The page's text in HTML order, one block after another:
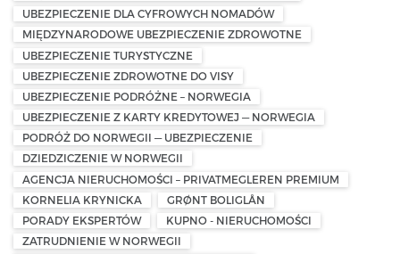
UBEZPIECZENIE DLA CYFROWYCH NOMADÓW
MIĘDZYNARODOWE UBEZPIECZENIE ZDROWOTNE
UBEZPIECZENIE TURYSTYCZNE
UBEZPIECZENIE ZDROWOTNE DO VISY
UBEZPIECZENIE PODRÓŻNE – NORWEGIA
UBEZPIECZENIE Z KARTY KREDYTOWEJ — NORWEGIA
PODRÓŻ DO NORWEGII — UBEZPIECZENIE
DZIEDZICZENIE W NORWEGII
AGENCJA NIERUCHOMOŚCI – PRIVATMEGLEREN PREMIUM
KORNELIA KRYNICKA
GRØNT BOLIGLÅN
PORADY EKSPERTÓW
KUPNO - NIERUCHOMOŚCI
ZATRUDNIENIE W NORWEGII